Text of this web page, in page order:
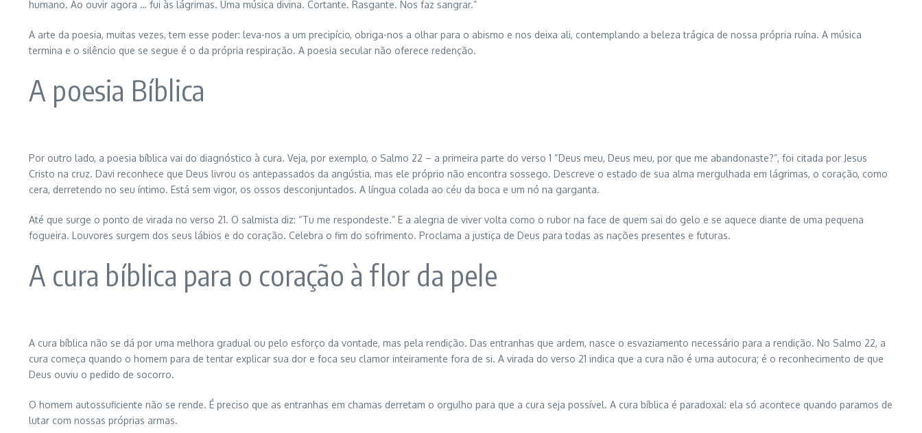
humano. Ao ouvir agora … fui às lágrimas. Uma música divina. Cortante. Rasgante. Nos faz sangrar.”
A arte da poesia, muitas vezes, tem esse poder: leva-nos a um precipício, obriga-nos a olhar para o abismo e nos deixa ali, contemplando a beleza trágica de nossa própria ruína. A música
termina e o silêncio que se segue é o da própria respiração. A poesia secular não oferece redenção.
A poesia Bíblica
Por outro lado, a poesia bíblica vai do diagnóstico à cura. Veja, por exemplo, o Salmo 22 – a primeira parte do verso 1 “Deus meu, Deus meu, por que me abandonaste?”, foi citada por Jesus
Cristo na cruz. Davi reconhece que Deus livrou os antepassados da angústia, mas ele próprio não encontra sossego. Descreve o estado de sua alma mergulhada em lágrimas, o coração, como
cera, derretendo no seu íntimo. Está sem vigor, os ossos desconjuntados. A língua colada ao céu da boca e um nó na garganta.
Até que surge o ponto de virada no verso 21. O salmista diz: “Tu me respondeste.” E a alegria de viver volta como o rubor na face de quem sai do gelo e se aquece diante de uma pequena
fogueira. Louvores surgem dos seus lábios e do coração. Celebra o fim do sofrimento. Proclama a justiça de Deus para todas as nações presentes e futuras.
A cura bíblica para o coração à flor da pele
A cura bíblica não se dá por uma melhora gradual ou pelo esforço da vontade, mas pela rendição. Das entranhas que ardem, nasce o esvaziamento necessário para a rendição. No Salmo 22, a
cura começa quando o homem para de tentar explicar sua dor e foca seu clamor inteiramente fora de si. A virada do verso 21 indica que a cura não é uma autocura; é o reconhecimento de que
Deus ouviu o pedido de socorro.
O homem autossuficiente não se rende. É preciso que as entranhas em chamas derretam o orgulho para que a cura seja possível. A cura bíblica é paradoxal: ela só acontece quando paramos de
lutar com nossas próprias armas.